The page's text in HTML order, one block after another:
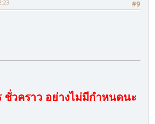
#9
ชั่วคราว อย่างไม่มีกำหนดนะ